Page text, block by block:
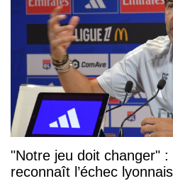
"Notre jeu doit changer" :
reconnaît l’échec